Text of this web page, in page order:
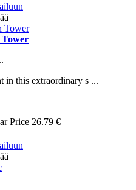
Tower
in this extraordinary s ...
Price 26.79 €